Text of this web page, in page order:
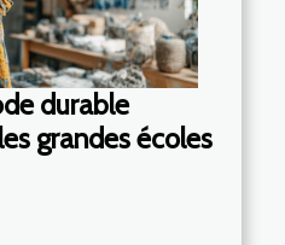
durable
grandes écoles